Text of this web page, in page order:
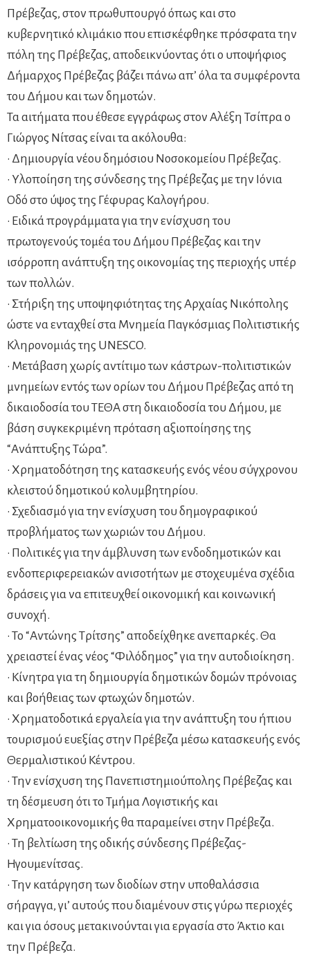
Πρέβεζας, στον πρωθυπουργό όπως και στο
κυβερνητικό κλιμάκιο που επισκέφθηκε πρόσφατα την
πόλη της Πρέβεζας, αποδεικνύοντας ότι ο υποψήφιος
Δήμαρχος Πρέβεζας βάζει πάνω απ’ όλα τα συμφέροντα
του Δήμου και των δημοτών.
Τα αιτήματα που έθεσε εγγράφως στον Αλέξη Τσίπρα ο
Γιώργος Νίτσας είναι τα ακόλουθα:
• Δημιουργία νέου δημόσιου Νοσοκομείου Πρέβεζας.
• Υλοποίηση της σύνδεσης της Πρέβεζας με την Ιόνια
Οδό στο ύψος της Γέφυρας Καλογήρου.
• Ειδικά προγράμματα για την ενίσχυση του
πρωτογενούς τομέα του Δήμου Πρέβεζας και την
ισόρροπη ανάπτυξη της οικονομίας της περιοχής υπέρ
των πολλών.
• Στήριξη της υποψηφιότητας της Αρχαίας Νικόπολης
ώστε να ενταχθεί στα Μνημεία Παγκόσμιας Πολιτιστικής
Κληρονομιάς της UNESCO.
• Μετάβαση χωρίς αντίτιμο των κάστρων-πολιτιστικών
μνημείων εντός των ορίων του Δήμου Πρέβεζας από τη
δικαιοδοσία του ΤΕΘΑ στη δικαιοδοσία του Δήμου, με
βάση συγκεκριμένη πρόταση αξιοποίησης της
“Ανάπτυξης Τώρα”.
• Χρηματοδότηση της κατασκευής ενός νέου σύγχρονου
κλειστού δημοτικού κολυμβητηρίου.
• Σχεδιασμό για την ενίσχυση του δημογραφικού
προβλήματος των χωριών του Δήμου.
• Πολιτικές για την άμβλυνση των ενδοδημοτικών και
ενδοπεριφερειακών ανισοτήτων με στοχευμένα σχέδια
δράσεις για να επιτευχθεί οικονομική και κοινωνική
συνοχή.
• Το “Αντώνης Τρίτσης” αποδείχθηκε ανεπαρκές. Θα
χρειαστεί ένας νέος “Φιλόδημος” για την αυτοδιοίκηση.
• Κίνητρα για τη δημιουργία δημοτικών δομών πρόνοιας
και βοήθειας των φτωχών δημοτών.
• Χρηματοδοτικά εργαλεία για την ανάπτυξη του ήπιου
τουρισμού ευεξίας στην Πρέβεζα μέσω κατασκευής ενός
Θερμαλιστικού Κέντρου.
• Την ενίσχυση της Πανεπιστημιούπολης Πρέβεζας και
τη δέσμευση ότι το Τμήμα Λογιστικής και
Χρηματοοικονομικής θα παραμείνει στην Πρέβεζα.
• Τη βελτίωση της οδικής σύνδεσης Πρέβεζας-
Ηγουμενίτσας.
• Την κατάργηση των διοδίων στην υποθαλάσσια
σήραγγα, γι’ αυτούς που διαμένουν στις γύρω περιοχές
και για όσους μετακινούνται για εργασία στο Άκτιο και
την Πρέβεζα.